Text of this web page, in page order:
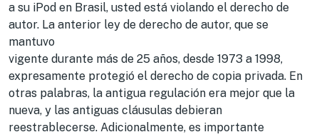
a su iPod en Brasil, usted está violando el derecho de
autor. La anterior ley de derecho de autor, que se
mantuvo
vigente durante más de 25 años, desde 1973 a 1998,
expresamente protegió el derecho de copia privada. En
otras palabras, la antigua regulación era mejor que la
nueva, y las antiguas cláusulas debieran
reestrablecerse. Adicionalmente, es importante